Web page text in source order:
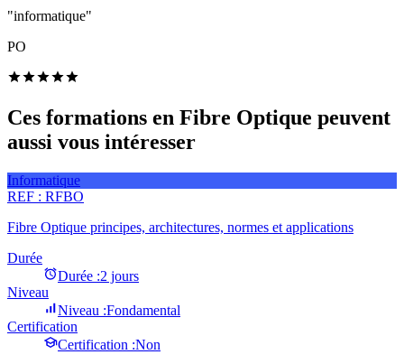
"informatique"
PO
Ces formations en Fibre Optique peuvent
aussi vous intéresser
Informatique
REF : RFBO
Fibre Optique principes, architectures, normes et applications
Durée
Durée :2 jours
Niveau
Niveau :Fondamental
Certification
Certification :Non